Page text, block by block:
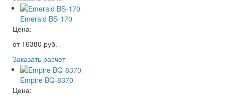
Emerald BS-170
Цена:
от 16380 руб.
Заказать расчет
Empire BQ-8370
Цена: